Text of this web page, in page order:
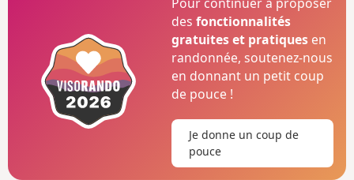
desfonctionnalités
gratuites et pratiques en
randonnée, soutenez-nous
en donnant un petit coup
de pouce !
Je donne un coup de
pouce